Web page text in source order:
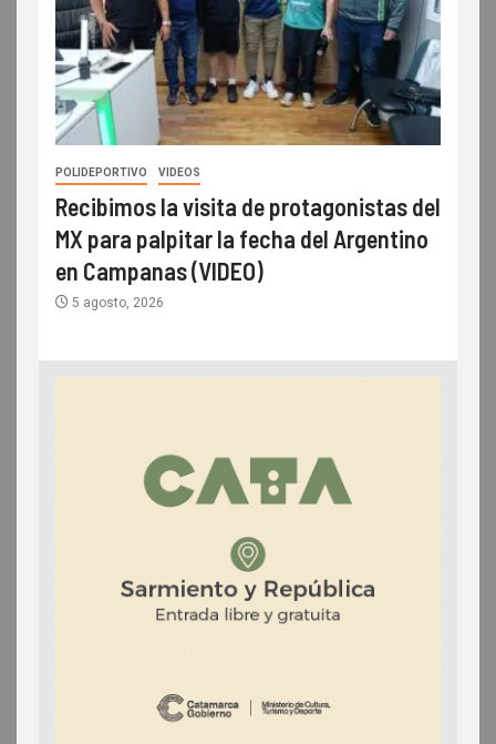
POLIDEPORTIVO VIDEOS
Recibimos la visita de protagonistas del
MX para palpitar la fecha del Argentino
en Campanas (VIDEO)
5 agosto, 2026